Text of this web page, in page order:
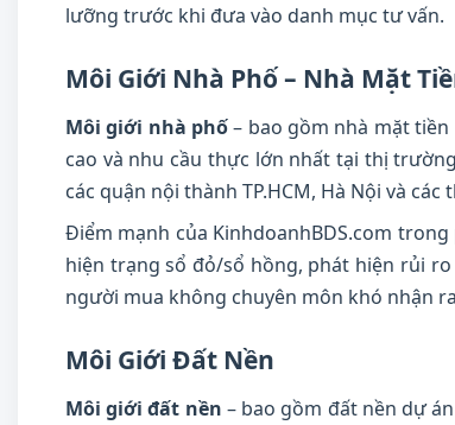
lưỡng trước khi đưa vào danh mục tư vấn.
Môi Giới Nhà Phố – Nhà Mặt
Môi giới nhà phố– bao gồm nhà mặt
cao và nhu cầu thực lớn nhất tại thị
các quận nội thành TP.HCM, Hà Nội và
Điểm mạnh của KinhdoanhBDS.com trong
hiện trạng sổ đỏ/sổ hồng, phát hiện rủi
người mua không chuyên môn khó nhận
Môi Giới Đất Nền
Môi giới đất nền – bao gồm đất nền dự